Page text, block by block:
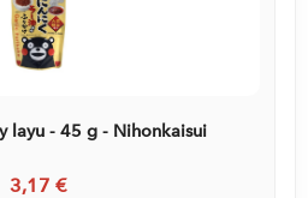
layu - 45 g - Nihonkaisui
3,17 €